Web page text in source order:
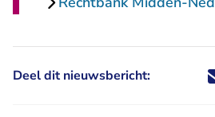
Deel dit nieuwsbericht: Deel